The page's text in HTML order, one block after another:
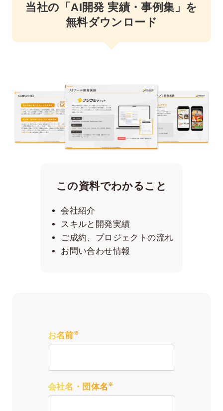
当社の「AI開発 実績・事例集」を
無料ダウンロード
この資料でわかること
会社紹介
スキルと開発実績
ご成約、プロジェクトの流れ
お問い合わせ情報
お名前※
会社名・団体名 ※